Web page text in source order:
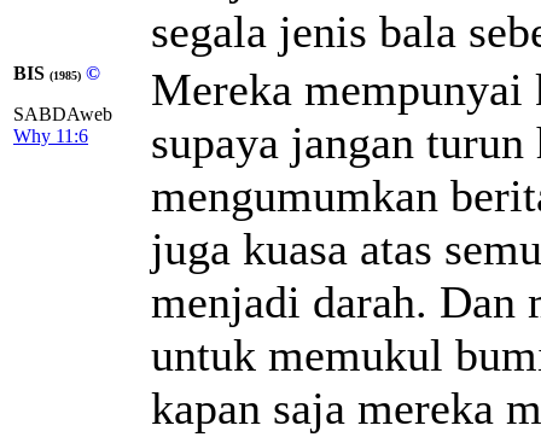
segala jenis bala
BIS (1985) ©
SABDAweb
Why 11:6
Mereka mempunyai
supaya jangan
mengumumkan
juga kuasa atas
menjadi darah. Dan
untuk memukul
kapan saja mereka